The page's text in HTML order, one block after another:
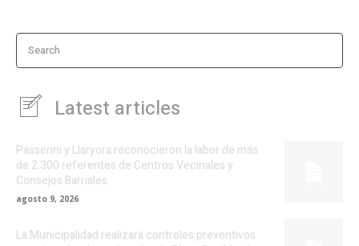
Search
Latest articles
Passerini y Llaryora reconocieron la labor de más
de 2.300 referentes de Centros Vecinales y
Consejos Barriales
agosto 9, 2026
La Municipalidad realizará controles preventivos